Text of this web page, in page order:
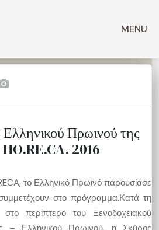
MENU
Πρωινού της
2016
το Ελληνικό Πρωινό παρουσίασε
στο πρόγραμμα.Κατά τη
στο περίπτερο του Ξενοδοχειακού